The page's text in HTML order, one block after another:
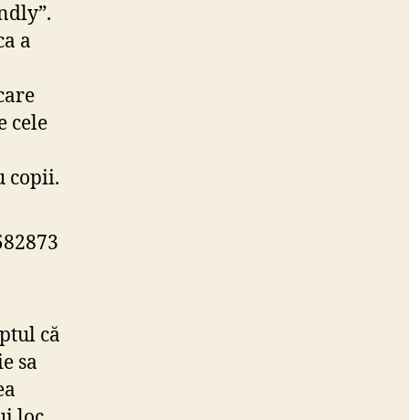
a
cele
copii.
că
sa